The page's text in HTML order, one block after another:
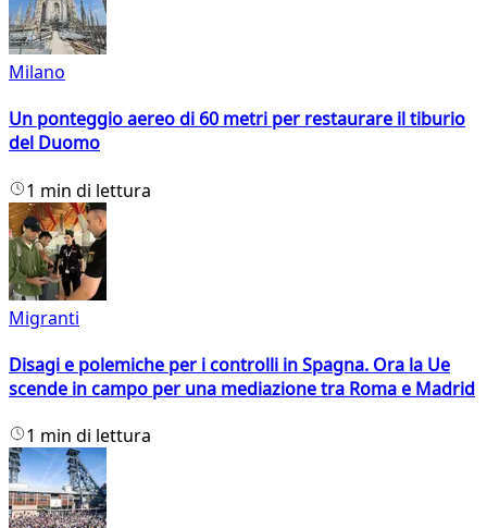
Milano
Un ponteggio aereo di 60 metri per restaurare il tiburio
del Duomo
1 min di lettura
Migranti
Disagi e polemiche per i controlli in Spagna. Ora la Ue
scende in campo per una mediazione tra Roma e Madrid
1 min di lettura